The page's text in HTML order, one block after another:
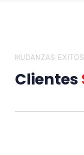
MUDANZAS
Clientes